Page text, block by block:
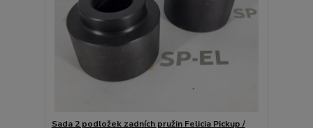
Sada 2 podložek zadních pružin Felicia Pickup /